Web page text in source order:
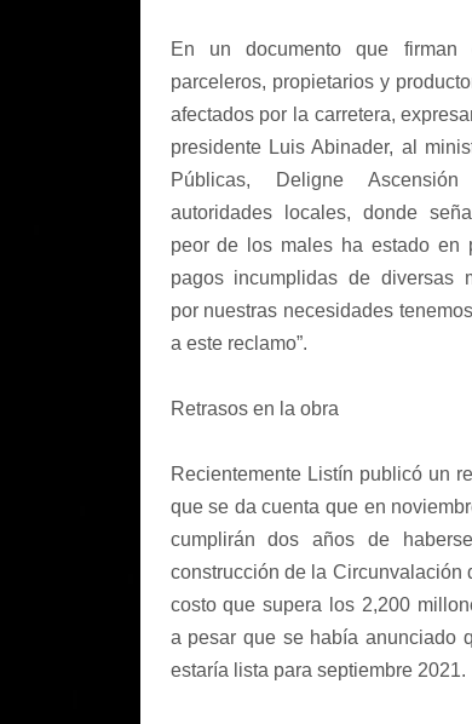
En un documento que firman
parceleros, propietarios y
afectados por la carretera,
presidente Luis Abinader, al
Públicas, Deligne
autoridades locales, donde
peor de los males ha estado en
pagos incumplidas de diversas
por nuestras necesidades
a este reclamo”.
Retrasos en la obra
Recientemente Listín publicó un
que se da cuenta que en
cumplirán dos años de
construcción de la Circunvalación
costo que supera los 2,200
a pesar que se había anunciado
estaría lista para septiembre 2021.